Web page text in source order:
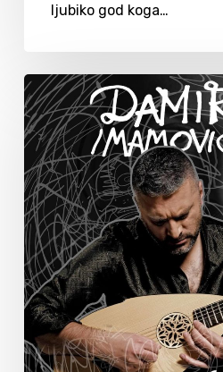
ljubiko god koga…